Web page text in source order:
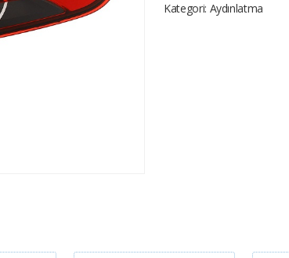
Kategori: Aydınlatma